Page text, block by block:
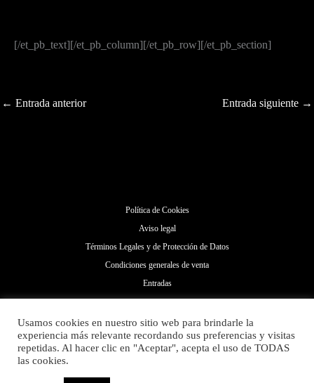
[/et_pb_text][/et_pb_column][/et_pb_row][/et_pb_section]
← Entrada anterior Entrada siguiente →
Política de Cookies
Aviso legal
Términos Legales y de Protección de Datos
Condiciones generales de venta
Entradas
Usamos cookies en nuestro sitio web para brindarle la
experiencia más relevante recordando sus preferencias y visitas
repetidas. Al hacer clic en "Aceptar", acepta el uso de TODAS
las cookies.